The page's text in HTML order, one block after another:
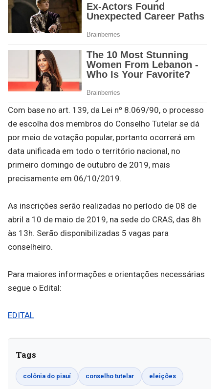
Com base no art. 139, da Lei nº 8.069/90, o processo
de escolha dos membros do Conselho Tutelar se dá
por meio de votação popular, portanto ocorrerá em
data unificada em todo o território nacional, no
primeiro domingo de outubro de 2019, mais
precisamente em 06/10/2019.
As inscrições serão realizadas no período de 08 de
abril a 10 de maio de 2019, na sede do CRAS, das 8h
às 13h. Serão disponibilizadas 5 vagas para
conselheiro.
Para maiores informações e orientações necessárias
segue o Edital:
EDITAL
Tags
colônia do piauí conselho tutelar eleições